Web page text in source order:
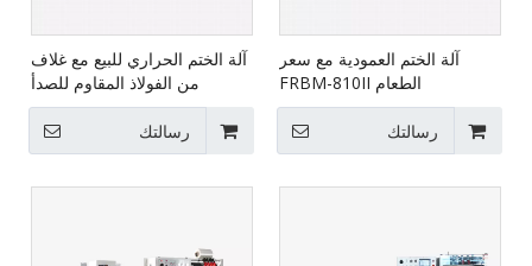
آلة الختم الحراري للبيع مع غلاف
من الفولاذ المقاوم للصدأ
FRBM-810I
رسالتك
آلة الختم العمودية مع سعر
الطعام FRBM-810II
رسالتك